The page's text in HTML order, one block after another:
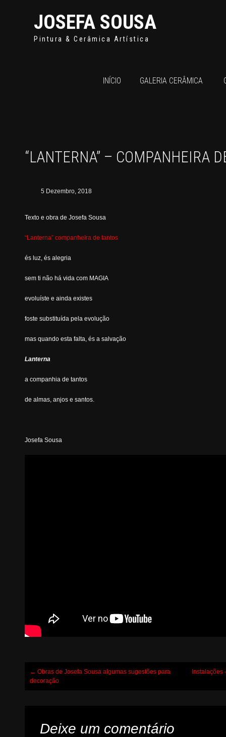
JOSEFA SOUSA
Pintura & Cerâmica Artística
INÍCIO GALERIA CERÂMICA
“LANTERNA” – COMPANHEIRA
5 Dezembro, 2018
Texto e obra de Josefa Sousa
“Lanterna” companheira de tantos
és luz, és alegria
sem ti não há vida com MAGIA
evoluíste e ainda existes
foste substituída pela evolução
mas quando esta falta, és a salvação
Lanterna
a companhia de tantos
de almas, anjos e santos.
Josefa Sousa
Post
navigation
← Obras de Josefa Sousa algumas sugestões para
decoração
Instalações
Deixe um comentário